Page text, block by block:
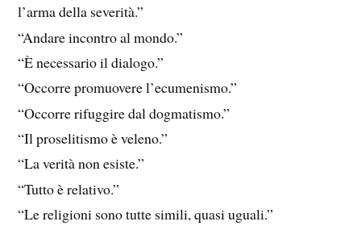
l’arma della severità.”
“Andare incontro al mondo.”
“È necessario il dialogo.”
“Occorre promuovere l’ecumenismo.”
“Occorre rifuggire dal dogmatismo.”
“Il proselitismo è veleno.”
“La verità non esiste.”
“Tutto è relativo.”
“Le religioni sono tutte simili, quasi uguali.”